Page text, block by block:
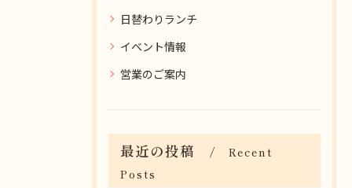
日替わりランチ
イベント情報
営業のご案内
最近の投稿
Recent
Posts